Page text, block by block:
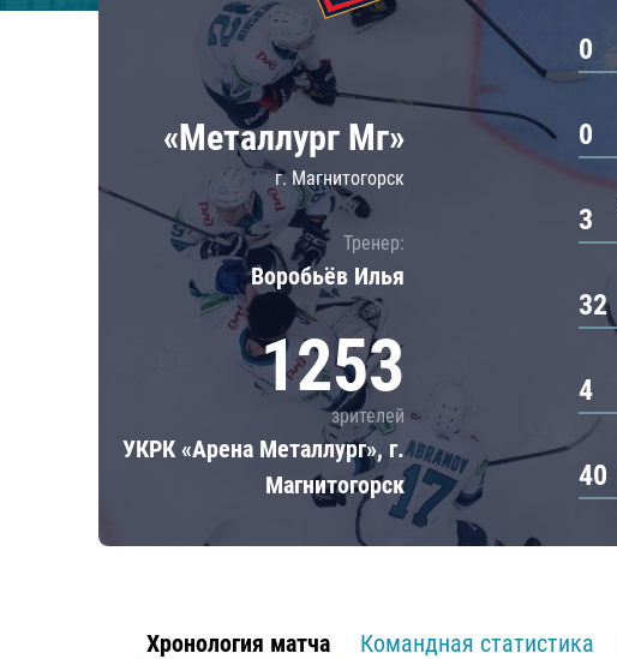
Локомотив
ЦСКА
Шанхайские Драконы
«Металлург Мг»
г. Магнитогорск
Тренер:
Воробьёв Илья
1253
зрителей
УКРК «Арена Металлург», г.
Магнитогорск
0
0
3
32
4
40
Хронология матча Командная статистика